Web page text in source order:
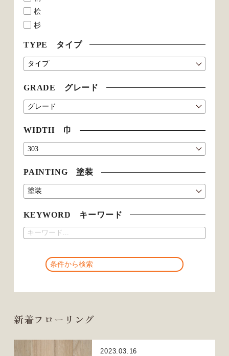
桧
杉
TYPE タイプ
GRADE グレード
WIDTH 巾
PAINTING 塗装
KEYWORD キーワード
新着フローリング
2023.03.16